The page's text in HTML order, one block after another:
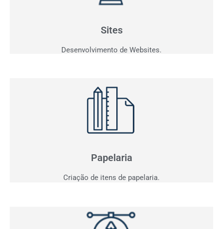
Sites
Desenvolvimento de Websites.
Quer vender pela internet? Desenvolvemos sites
Papelaria
Criação de itens de papelaria.
Não basta ser bom. Precisa mostrar que é!